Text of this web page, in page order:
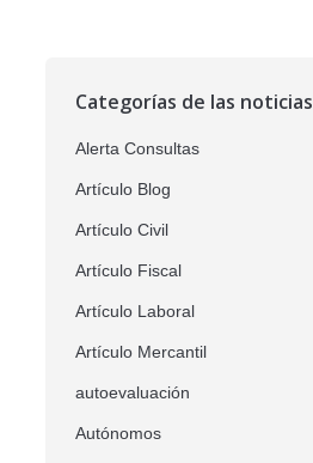
Categorías de las noticias
Alerta Consultas
Artículo Blog
Artículo Civil
Artículo Fiscal
Artículo Laboral
Artículo Mercantil
autoevaluación
Autónomos